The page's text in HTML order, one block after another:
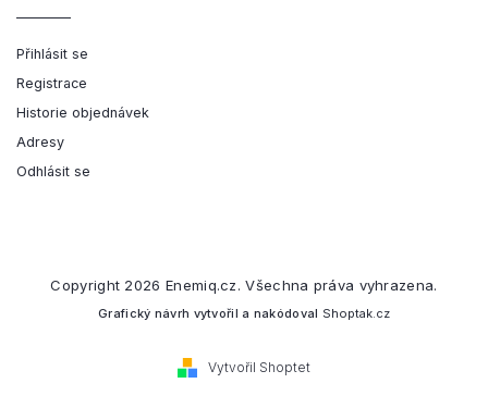
Přihlásit se
Registrace
Historie objednávek
Adresy
Odhlásit se
Vytvořil Shoptet
Copyright 2026 Enemiq.cz. Všechna práva vyhrazena.
Grafický návrh vytvořil a nakódoval Shoptak.cz